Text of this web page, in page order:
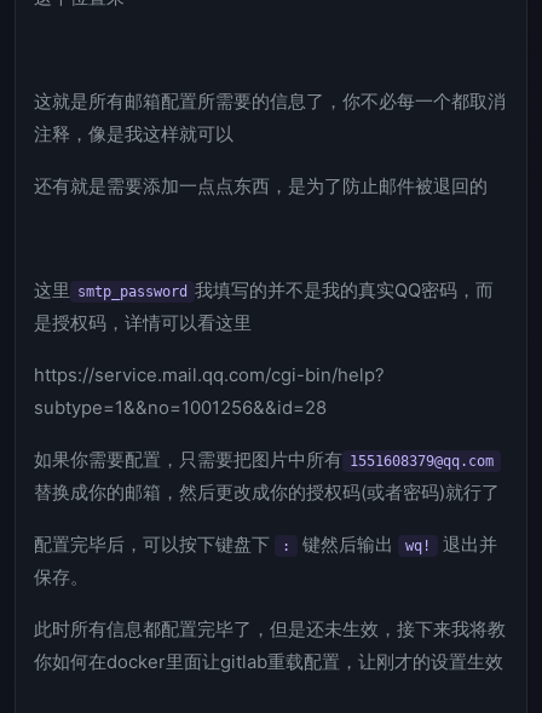
这就是所有邮箱配置所需要的信息了，你不必每一个都取消
注释，像是我这样就可以
还有就是需要添加一点点东西，是为了防止邮件被退回的
这里 smtp_password 我填写的并不是我的真实QQ密码，而
是授权码，详情可以看这里
https://service.mail.qq.com/cgi-bin/help?
subtype=1&&no=1001256&&id=28
如果你需要配置，只需要把图片中所有 1551608379@qq.com
替换成你的邮箱，然后更改成你的授权码(或者密码)就行了
配置完毕后，可以按下键盘下 : 键然后输出 wq!
退出并
保存。
此时所有信息都配置完毕了，但是还未生效，接下来我将教
你如何在docker里面让gitlab重载配置，让刚才的设置生效